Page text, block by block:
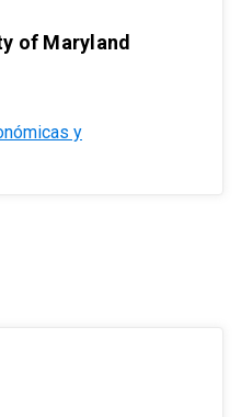
of Maryland
y